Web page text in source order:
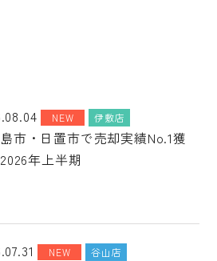
NEW 伊敷店
市・日置市で売却実績No.1獲
年上半期
NEW 谷山店